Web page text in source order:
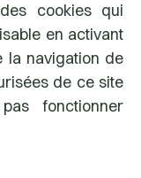
cookies qui
en activant
la navigation de
de ce site
fonctionner